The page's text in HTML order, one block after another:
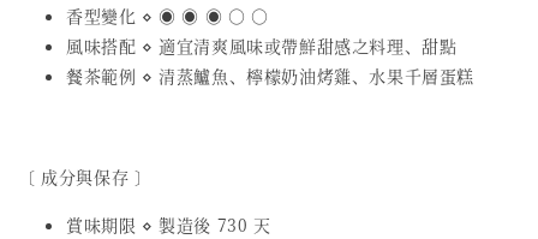
香型變化 ⋄ ◉ ◉ ◉ ○ ○
風味搭配 ⋄ 適宜清爽風味或帶鮮甜感之料理、甜點
餐茶範例 ⋄ 清蒸鱸魚、檸檬奶油烤雞、水果千層蛋糕
〔 成分與保存 〕
賞味期限 ⋄ 製造後 730 天